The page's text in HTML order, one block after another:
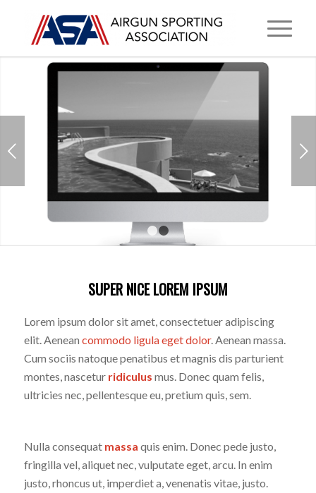
Next
SUPER NICE LOREM IPSUM
Lorem ipsum dolor sit amet, consectetuer adipiscing
elit. Aenean commodo ligula eget dolor. Aenean massa.
Cum sociis natoque penatibus et magnis dis parturient
montes, nascetur ridiculus mus. Donec quam felis,
ultricies nec, pellentesque eu, pretium quis, sem.
Nulla consequat massa quis enim. Donec pede justo,
fringilla vel, aliquet nec, vulputate eget, arcu. In enim
justo, rhoncus ut, imperdiet a, venenatis vitae, justo.